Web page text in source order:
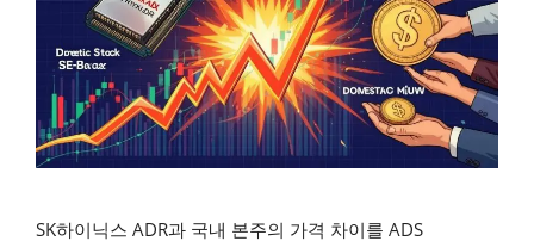
SK하이닉스 ADR과 국내 본주의 가격 차이를 ADS